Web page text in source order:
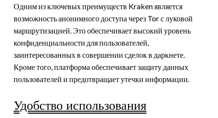
Одним из ключевых преимуществ Kraken является
возможность анонимного доступа через Tor с луковой
маршрутизацией. Это обеспечивает высокий уровень
конфиденциальности для пользователей,
заинтересованных в совершении сделок в даркнете.
Кроме того, платформа обеспечивает защиту данных
пользователей и предотвращает утечки информации.
Удобство использования